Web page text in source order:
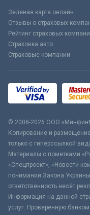
Зеленая карта онлайн
Отзывы о страховых
Рейтинг страховых
Страховка авто
Страховые компании
© 2008-2026 ООО
Копирование и
только с гиперссылкой
Материалы с пометками
«Спецпроект», «Новости
понимании Закона
ответственность несёт
Информация на данной
услуг. Проверенную